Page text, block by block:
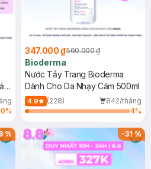
%
347.000 ₫560.000 ₫
Bioderma
Nước Tẩy Trang Bioderma
Dành Cho Da Nhạy Cảm 500ml
4.9 (228)
842/tháng
4%
% -31%